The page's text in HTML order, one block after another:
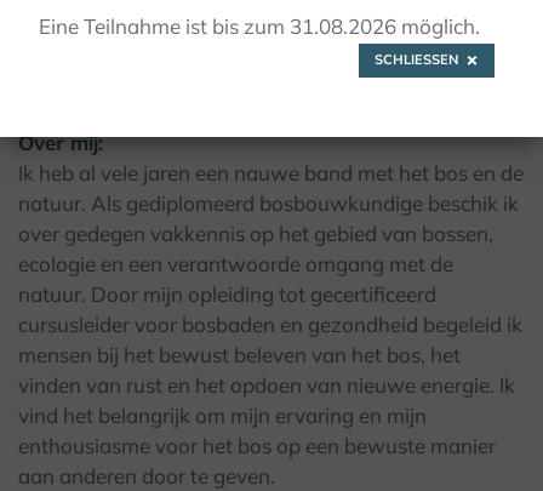
Over mij:
Ik heb al vele jaren een nauwe band met het bos en de
natuur. Als gediplomeerd bosbouwkundige beschik ik
over gedegen vakkennis op het gebied van bossen,
ecologie en een verantwoorde omgang met de
natuur. Door mijn opleiding tot gecertificeerd
cursusleider voor bosbaden en gezondheid begeleid ik
mensen bij het bewust beleven van het bos, het
vinden van rust en het opdoen van nieuwe energie. Ik
vind het belangrijk om mijn ervaring en mijn
enthousiasme voor het bos op een bewuste manier
aan anderen door te geven.
Eine Teilnahme ist bis zum 31.08.2026 möglich.
SCHLIESSEN